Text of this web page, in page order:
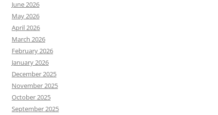
June 2026
May 2026
April 2026
March 2026
February 2026
January 2026
December 2025
November 2025
October 2025
September 2025